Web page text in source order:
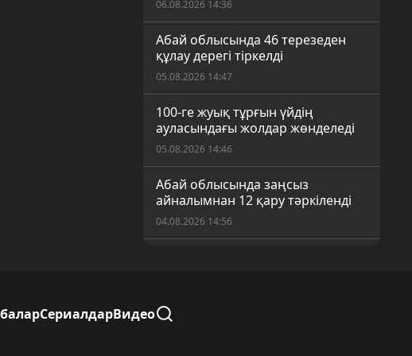
06.08.2026 14:36
Абай облысында 46 терезеден
құлау дерегі тіркелді
05.08.2026 14:47
100-ге жуық тұрғын үйдің
ауласындағы жолдар жөнделеді
05.08.2026 14:46
Абай облысында заңсыз
айналымнан 12 қару тәркіленді
04.08.2026 14:56
Ауылдардағы сайлау учаскелері
СериалдарВидео